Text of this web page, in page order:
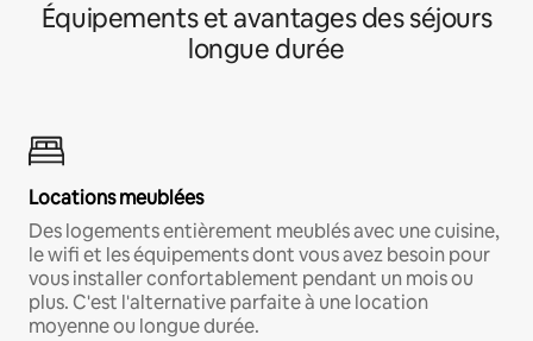
Équipements et avantages des séjours
longue durée
Locations meublées
Des logements entièrement meublés avec une cuisine,
le wifi et les équipements dont vous avez besoin pour
vous installer confortablement pendant un mois ou
plus. C'est l'alternative parfaite à une location
moyenne ou longue durée.